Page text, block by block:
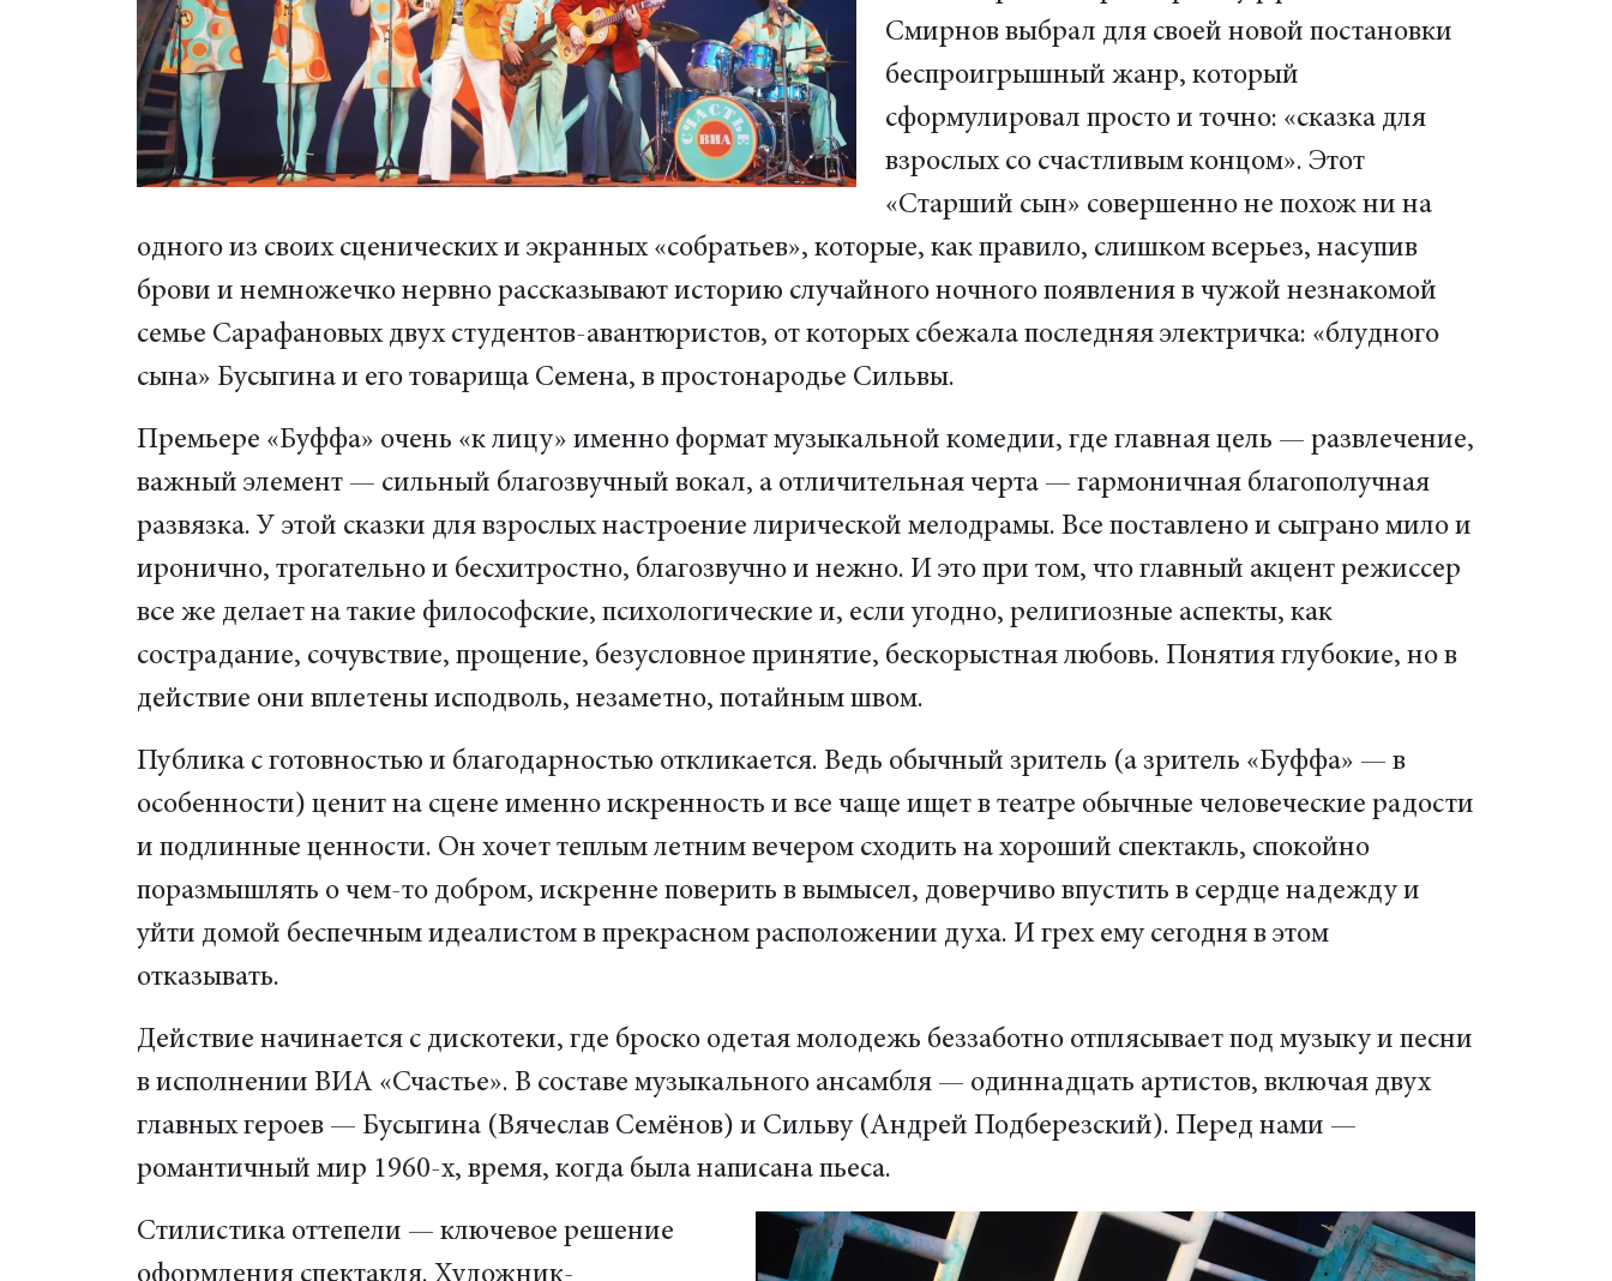
Смирнов выбрал для своей новой постановки
беспроигрышный жанр, который
сформулировал просто и точно: «сказка для
взрослых со счастливым концом». Этот
«Старший сын» совершенно не похож ни на
одного из своих сценических и экранных «собратьев», которые, как правило, слишком всерьез, насупив
брови и немножечко нервно рассказывают историю случайного ночного появления в чужой незнакомой
семье Сарафановых двух студентов-авантюристов, от которых сбежала последняя электричка: «блудного
сына» Бусыгина и его товарища Семена, в простонародье Сильвы.
Премьере «Буффа» очень «к лицу» именно формат музыкальной комедии, где главная цель — развлечение,
важный элемент — сильный благозвучный вокал, а отличительная черта — гармоничная благополучная
развязка. У этой сказки для взрослых настроение лирической мелодрамы. Все поставлено и сыграно мило и
иронично, трогательно и бесхитростно, благозвучно и нежно. И это при том, что главный акцент режиссер
все же делает на такие философские, психологические и, если угодно, религиозные аспекты, как
сострадание, сочувствие, прощение, безусловное принятие, бескорыстная любовь. Понятия глубокие, но в
действие они вплетены исподволь, незаметно, потайным швом.
Публика с готовностью и благодарностью откликается. Ведь обычный зритель (а зритель «Буффа» — в
особенности) ценит на сцене именно искренность и все чаще ищет в театре обычные человеческие радости
и подлинные ценности. Он хочет теплым летним вечером сходить на хороший спектакль, спокойно
поразмышлять о чем-то добром, искренне поверить в вымысел, доверчиво впустить в сердце надежду и
уйти домой беспечным идеалистом в прекрасном расположении духа. И грех ему сегодня в этом
отказывать.
Действие начинается с дискотеки, где броско одетая молодежь беззаботно отплясывает под музыку и песни
в исполнении ВИА «Счастье». В составе музыкального ансамбля — одиннадцать артистов, включая двух
главных героев — Бусыгина (Вячеслав Семёнов) и Сильву (Андрей Подберезский). Перед нами —
романтичный мир 1960-х, время, когда была написана пьеса.
Стилистика оттепели — ключевое решение